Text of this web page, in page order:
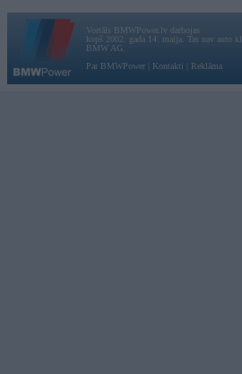
Vortāls BMWPower.lv darbojas
kopš 2002. gada 14. maija. Tas nav auto
BMW AG.
Par BMWPower
Kontakti Reklāma